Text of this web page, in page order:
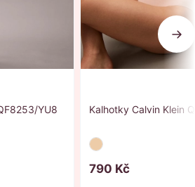
YU8 Kalhotky Calvin Klein
790 Kč